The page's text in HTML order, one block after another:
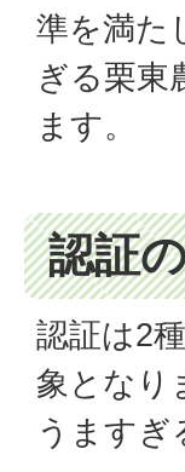
準を満た
ぎる栗東
ます。
認証
認証は2
象となり
うますぎ